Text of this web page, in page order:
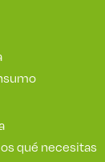
qué necesitas